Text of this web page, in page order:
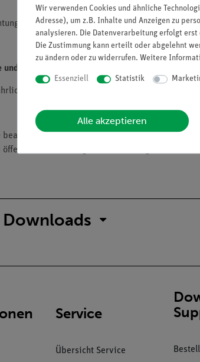
Gefahrenkategorie
Stoff
beachten sie, dass wir keine Chemikalien an
Forschungs- Untersuchungs und
Service
Übersicht Service
Wir verwenden Cookies und ähnliche
Adresse), um z.B. Inhalte und Anzeigen zu
analysieren. Die Datenverarbeitung erfolgt
Die Zustimmung kann erteilt oder abgelehnt
zu ändern oder zu widerrufen. Weitere
Essenziell Statistik
Alle akzeptieren